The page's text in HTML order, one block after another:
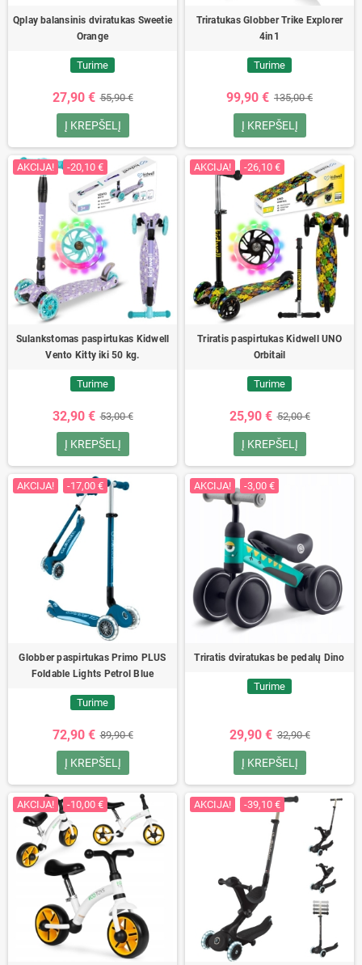
Qplay balansinis dviratukas Sweetie
Orange
Turime
27,90 € 55,90 €
Į KREPŠELĮ
Triratukas Globber Trike Explorer
4in1
Turime
99,90 € 135,00 €
Į KREPŠELĮ
AKCIJA! -20,10 €
Sulankstomas paspirtukas Kidwell
Vento Kitty iki 50 kg.
Turime
32,90 € 53,00 €
Į KREPŠELĮ
AKCIJA! -26,10 €
Triratis paspirtukas Kidwell UNO
Orbitail
Turime
25,90 € 52,00 €
Į KREPŠELĮ
AKCIJA! -17,00 €
Globber paspirtukas Primo PLUS
Foldable Lights Petrol Blue
Turime
72,90 € 89,90 €
Į KREPŠELĮ
AKCIJA! -3,00 €
Triratis dviratukas be pedalų Dino
Turime
29,90 € 32,90 €
Į KREPŠELĮ
AKCIJA! -10,00 € AKCIJA! -39,10 €